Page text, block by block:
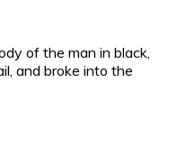
of the man in black,
and broke into the